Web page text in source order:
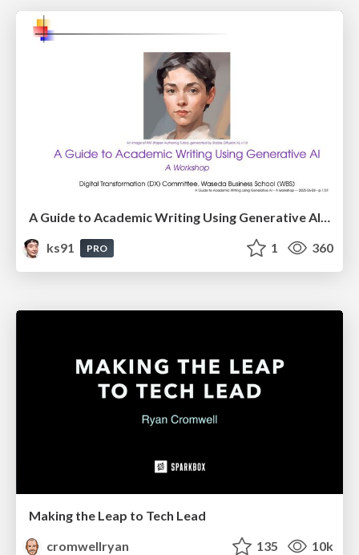
ks91
PRO 1 360
Making the Leap to Tech Lead
cromwellryan
135 10k